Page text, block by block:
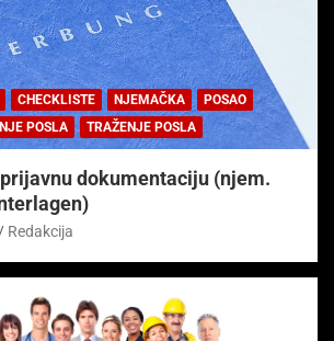
CHECKLISTE NJEMAČKA
POSAO
POSLA
TRAŽENJE POSLA
dokumentaciju (njem.
Redakcija